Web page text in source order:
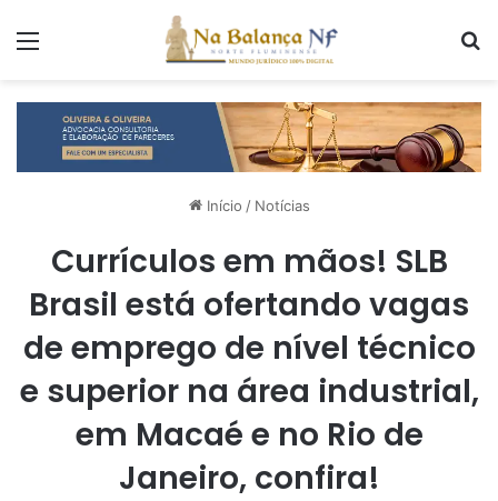
Início / Notícias
Currículos em mãos! SLB
Brasil está ofertando vagas
de emprego de nível técnico
e superior na área industrial,
em Macaé e no Rio de
Janeiro, confira!